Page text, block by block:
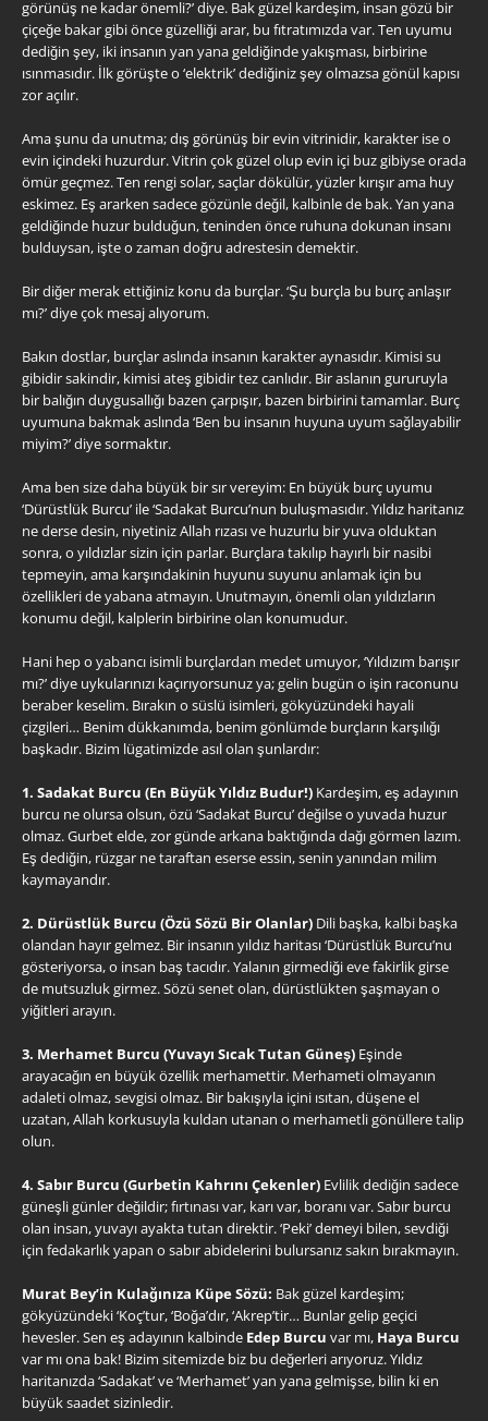
görünüş ne kadar önemli?’ diye. Bak güzel kardeşim, insan gözü bir
çiçeğe bakar gibi önce güzelliği arar, bu fıtratımızda var. Ten uyumu
dediğin şey, iki insanın yan yana geldiğinde yakışması, birbirine
ısınmasıdır. İlk görüşte o ‘elektrik’ dediğiniz şey olmazsa gönül kapısı
zor açılır.
Ama şunu da unutma; dış görünüş bir evin vitrinidir, karakter ise o
evin içindeki huzurdur. Vitrin çok güzel olup evin içi buz gibiyse orada
ömür geçmez. Ten rengi solar, saçlar dökülür, yüzler kırışır ama huy
eskimez. Eş ararken sadece gözünle değil, kalbinle de bak. Yan yana
geldiğinde huzur bulduğun, teninden önce ruhuna dokunan insanı
bulduysan, işte o zaman doğru adrestesin demektir.
Bir diğer merak ettiğiniz konu da burçlar. ‘Şu burçla bu burç anlaşır
mı?’ diye çok mesaj alıyorum.
Bakın dostlar, burçlar aslında insanın karakter aynasıdır. Kimisi su
gibidir sakindir, kimisi ateş gibidir tez canlıdır. Bir aslanın gururuyla
bir balığın duygusallığı bazen çarpışır, bazen birbirini tamamlar. Burç
uyumuna bakmak aslında ‘Ben bu insanın huyuna uyum sağlayabilir
miyim?’ diye sormaktır.
Ama ben size daha büyük bir sır vereyim: En büyük burç uyumu
‘Dürüstlük Burcu’ ile ‘Sadakat Burcu’nun buluşmasıdır. Yıldız haritanız
ne derse desin, niyetiniz Allah rızası ve huzurlu bir yuva olduktan
sonra, o yıldızlar sizin için parlar. Burçlara takılıp hayırlı bir nasibi
tepmeyin, ama karşındakinin huyunu suyunu anlamak için bu
özellikleri de yabana atmayın. Unutmayın, önemli olan yıldızların
konumu değil, kalplerin birbirine olan konumudur.
Hani hep o yabancı isimli burçlardan medet umuyor, ‘Yıldızım barışır
mı?’ diye uykularınızı kaçırıyorsunuz ya; gelin bugün o işin raconunu
beraber keselim. Bırakın o süslü isimleri, gökyüzündeki hayali
çizgileri… Benim dükkanımda, benim gönlümde burçların karşılığı
başkadır. Bizim lügatimizde asıl olan şunlardır:
1. Sadakat Burcu (En Büyük Yıldız Budur!) Kardeşim, eş adayının
burcu ne olursa olsun, özü ‘Sadakat Burcu’ değilse o yuvada huzur
olmaz. Gurbet elde, zor günde arkana baktığında dağı görmen lazım.
Eş dediğin, rüzgar ne taraftan eserse essin, senin yanından milim
kaymayandır.
2. Dürüstlük Burcu (Özü Sözü Bir Olanlar) Dili başka, kalbi başka
olandan hayır gelmez. Bir insanın yıldız haritası ‘Dürüstlük Burcu’nu
gösteriyorsa, o insan baş tacıdır. Yalanın girmediği eve fakirlik girse
de mutsuzluk girmez. Sözü senet olan, dürüstlükten şaşmayan o
yiğitleri arayın.
3. Merhamet Burcu (Yuvayı Sıcak Tutan Güneş) Eşinde
arayacağın en büyük özellik merhamettir. Merhameti olmayanın
adaleti olmaz, sevgisi olmaz. Bir bakışıyla içini ısıtan, düşene el
uzatan, Allah korkusuyla kuldan utanan o merhametli gönüllere talip
olun.
4. Sabır Burcu (Gurbetin Kahrını Çekenler) Evlilik dediğin sadece
güneşli günler değildir; fırtınası var, karı var, boranı var. Sabır burcu
olan insan, yuvayı ayakta tutan direktir. ‘Peki’ demeyi bilen, sevdiği
için fedakarlık yapan o sabır abidelerini bulursanız sakın bırakmayın.
Murat Bey’in Kulağınıza Küpe Sözü: Bak güzel kardeşim;
gökyüzündeki ‘Koç’tur, ‘Boğa’dır, ‘Akrep’tir… Bunlar gelip geçici
hevesler. Sen eş adayının kalbinde Edep Burcu var mı, Haya Burcu
var mı ona bak! Bizim sitemizde biz bu değerleri arıyoruz. Yıldız
haritanızda ‘Sadakat’ ve ‘Merhamet’ yan yana gelmişse, bilin ki en
büyük saadet sizinledir.